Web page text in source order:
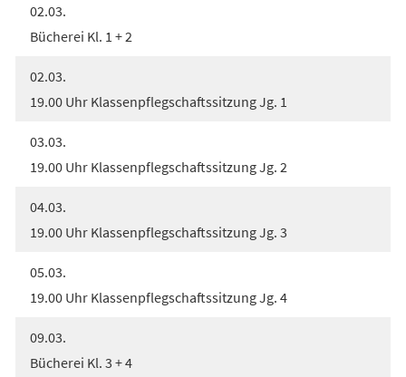
02.03.
Bücherei Kl. 1 + 2
02.03.
19.00 Uhr Klassenpflegschaftssitzung Jg. 1
03.03.
19.00 Uhr Klassenpflegschaftssitzung Jg. 2
04.03.
19.00 Uhr Klassenpflegschaftssitzung Jg. 3
05.03.
19.00 Uhr Klassenpflegschaftssitzung Jg. 4
09.03.
Bücherei Kl. 3 + 4